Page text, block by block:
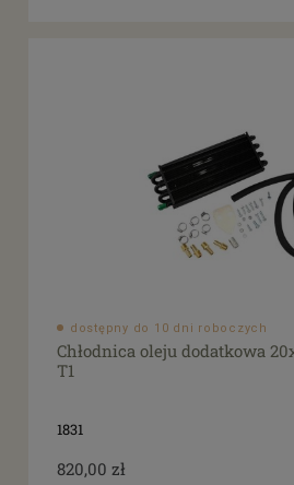
dostępny do 10 dni roboczych
Chłodnica oleju dodatkowa
T1
1831
820,00 zł